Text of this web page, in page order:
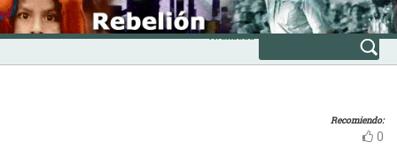
Skip
to
content
INICIO
Avanzada
Recomiendo:
0